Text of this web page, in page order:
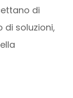
di
soluzioni,